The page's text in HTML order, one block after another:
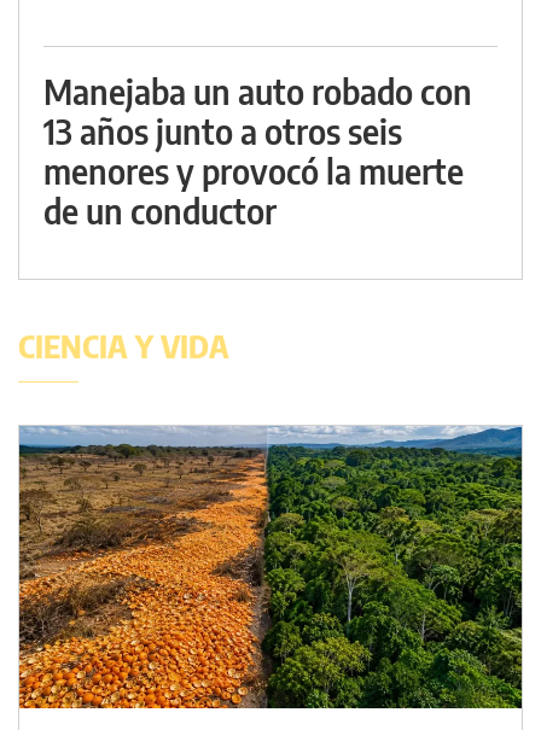
Manejaba un auto robado con
13 años junto a otros seis
menores y provocó la muerte
de un conductor
CIENCIA Y VIDA